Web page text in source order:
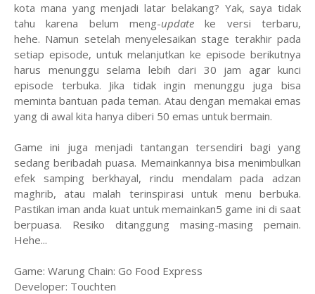
kota mana yang menjadi latar belakang? Yak, saya tidak
tahu karena belum meng-update ke versi terbaru,
hehe. Namun setelah menyelesaikan stage terakhir pada
setiap episode, untuk melanjutkan ke episode berikutnya
harus menunggu selama lebih dari 30 jam agar kunci
episode terbuka. Jika tidak ingin menunggu juga bisa
meminta bantuan pada teman. Atau dengan memakai emas
yang di awal kita hanya diberi 50 emas untuk bermain.
Game ini juga menjadi tantangan tersendiri bagi yang
sedang beribadah puasa. Memainkannya bisa menimbulkan
efek samping berkhayal, rindu mendalam pada adzan
maghrib, atau malah terinspirasi untuk menu berbuka.
Pastikan iman anda kuat untuk memainkan5 game ini di saat
berpuasa. Resiko ditanggung masing-masing pemain.
Hehe...
Game: Warung Chain: Go Food Express
Developer: Touchten